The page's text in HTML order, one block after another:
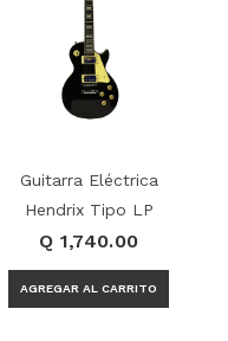
Guitarra Eléctrica
Hendrix Tipo LP
Q 1,740.00